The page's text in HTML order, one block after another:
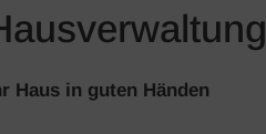
Haus in guten Händen